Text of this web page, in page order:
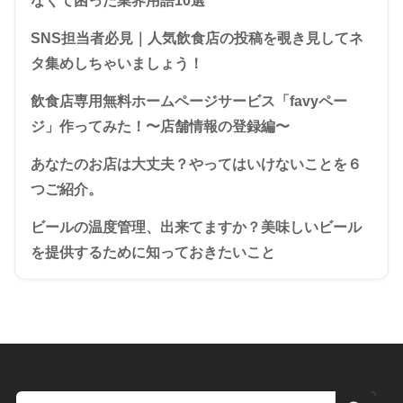
SNS担当者必見｜人気飲食店の投稿を覗き見してネ
タ集めしちゃいましょう！
飲食店専用無料ホームページサービス「favyペー
ジ」作ってみた！〜店舗情報の登録編〜
あなたのお店は大丈夫？やってはいけないことを６
つご紹介。
ビールの温度管理、出来てますか？美味しいビール
を提供するために知っておきたいこと